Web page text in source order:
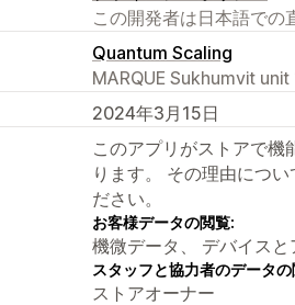
この開発者は日本語での
Quantum Scaling
MARQUE Sukhumvit
2024年3月15日
このアプリがストアで機
ります。 その理由につ
ださい。
お客様データの閲覧:
機微データ、 デバイス
スタッフと協力者のデータの
ストアオーナー